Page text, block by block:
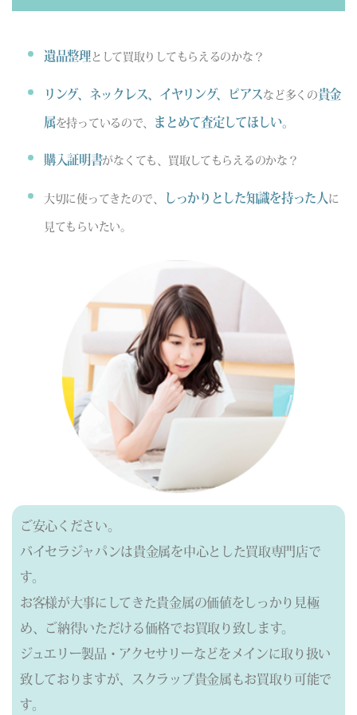
遺品整理として買取りしてもらえるのかな？
リング、ネックレス、イヤリング、ピアス など多くの貴金
属を持っているので、 まとめて査定してほしい。
購入証明書がなくても、買取してもらえるのかな？
大切に使ってきたので、 しっかりとした知識を持った人 に
見てもらいたい。
ご安心ください。
バイセラジャパンは貴金属を中心とした買取専門店で
す。
お客様が大事にしてきた貴金属の価値をしっかり見極
め、ご納得いただける価格でお買取り致します。
ジュエリー製品・アクセサリーなどをメインに取り扱い
致しておりますが、
スクラップ貴金属もお買取り可能で
す。